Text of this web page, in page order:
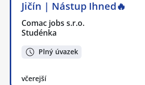
Jičín | Nástup Ihned🔥
Comac jobs s.r.o.
Studénka
Plný úvazek
včerejší